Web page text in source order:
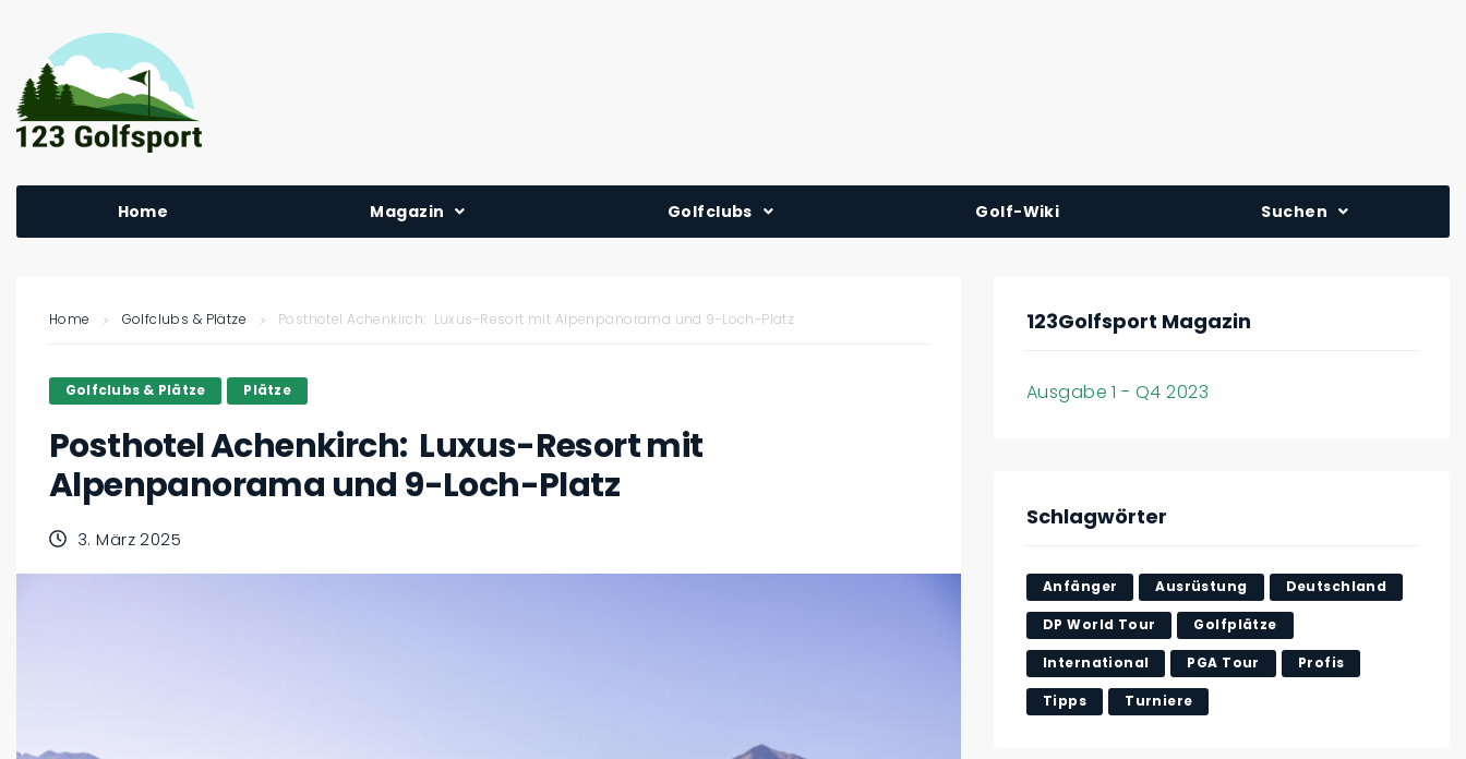
Home Magazin
Golfclubs
Golf-Wiki Suchen
Home Golfclubs & Plätze Posthotel Achenkirch: Luxus-Resort mit Alpenpanorama und 9-Loch-Platz
Golfclubs & Plätze Plätze
Posthotel Achenkirch: Luxus-Resort mit
Alpenpanorama und 9-Loch-Platz
3. März 2025
123Golfsport Magazin
Ausgabe 1 - Q4 2023
Schlagwörter
Anfänger Ausrüstung Deutschland
DP World Tour Golfplätze
International PGA Tour Profis
Tipps Turniere